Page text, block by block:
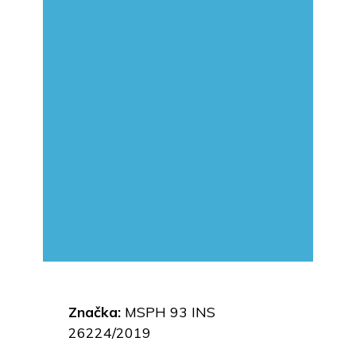
Značka: MSPH 93 INS
26224/2019